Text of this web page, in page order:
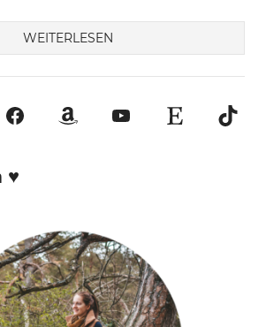
WEITERLESEN
FacebookAmazonYouTube
Etsy-Shop
♥